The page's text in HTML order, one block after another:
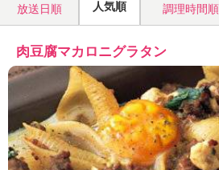
放送日順 人気順 調理時間順
肉豆腐マカロニグラタン